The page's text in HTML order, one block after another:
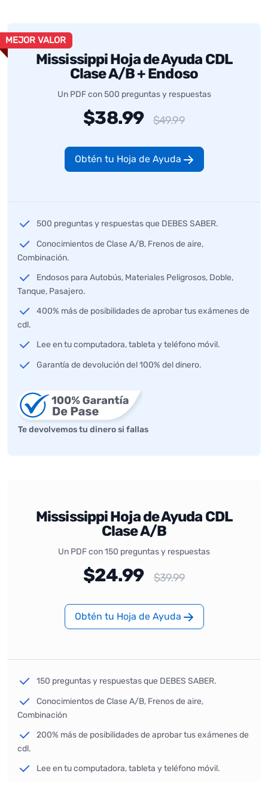
Mississippi Hoja de Ayuda CDL
Clase A/B
Un PDF con 150 preguntas y respuestas
$24.99 $39.99
Obtén tu Hoja de Ayuda
150 preguntas y respuestas que DEBES SABER.
Conocimientos de Clase A/B, Frenos de aire,
Combinación
200% más de posibilidades de aprobar tus exámenes de
cdl.
Lee en tu computadora, tableta y teléfono móvil.
MEJOR VALOR
Mississippi Hoja de Ayuda CDL
Clase A/B + Endoso
Un PDF con 500 preguntas y respuestas
$38.99 $49.99
Obtén tu Hoja de Ayuda
500 preguntas y respuestas que DEBES SABER.
Conocimientos de Clase A/B, Frenos de aire,
Combinación.
Endosos para Autobús, Materiales Peligrosos, Doble,
Tanque, Pasajero.
400% más de posibilidades de aprobar tus exámenes de
cdl.
Lee en tu computadora, tableta y teléfono móvil.
Garantía de devolución del 100% del dinero.
Te devolvemos tu dinero si fallas